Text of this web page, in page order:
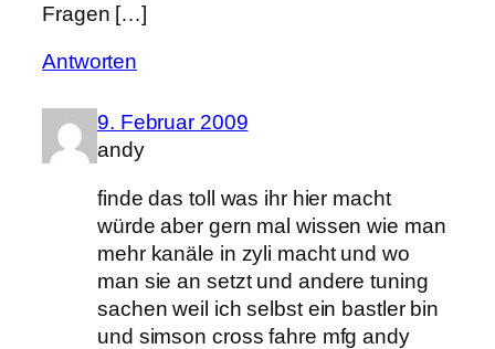
Fragen […]
Antworten
9. Februar 2009
andy
finde das toll was ihr hier macht
würde aber gern mal wissen wie man
mehr kanäle in zyli macht und wo
man sie an setzt und andere tuning
sachen weil ich selbst ein bastler bin
und simson cross fahre mfg andy